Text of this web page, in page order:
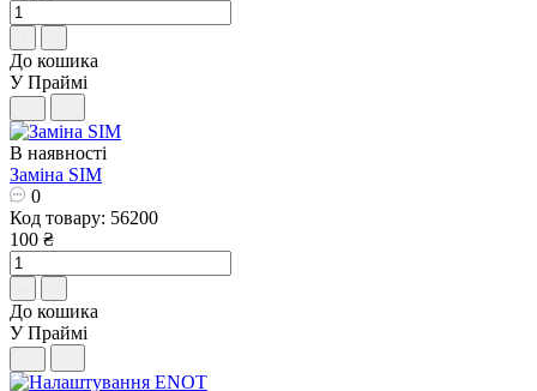
До кошика
У Праймі
В наявності
Заміна SIM
0
Код товару: 56200
100 ₴
До кошика
У Праймі